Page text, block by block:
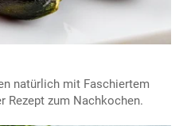
natürlich mit Faschiertem
Rezept zum Nachkochen.